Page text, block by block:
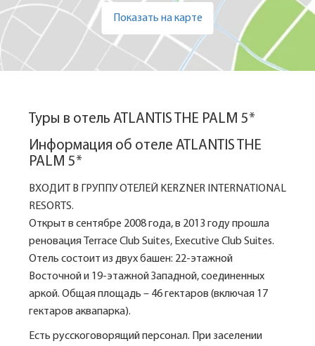
Показать на карте
Туры в отель ATLANTIS THE PALM 5*
Информация об отеле ATLANTIS THE
PALM 5*
ВХОДИТ В ГРУППУ ОТЕЛЕЙ KERZNER INTERNATIONAL
RESORTS.
Открыт в сентябре 2008 года, в 2013 году прошла
реновация Terrace Club Suites, Executive Club Suites.
Отель состоит из двух башен: 22-этажной
Восточной и 19-этажной Западной, соединенных
аркой. Общая площадь – 46 гектаров (включая 17
гектаров аквапарка).
Есть русскоговорящий персонал. При заселении